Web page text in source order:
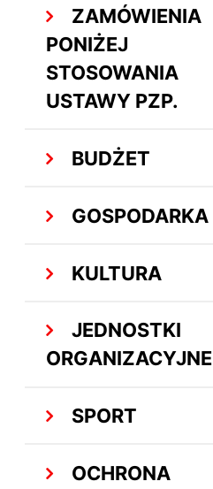
ZAMÓWIENIA
PONIŻEJ
STOSOWANIA
USTAWY PZP.
BUDŻET
GOSPODARKA
KULTURA
JEDNOSTKI
ORGANIZACYJNE
SPORT
OCHRONA